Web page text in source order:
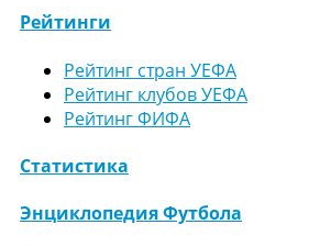
Рейтинги
Рейтинг стран УЕФА
Рейтинг клубов УЕФА
Рейтинг ФИФА
Статистика
Энциклопедия Футбола